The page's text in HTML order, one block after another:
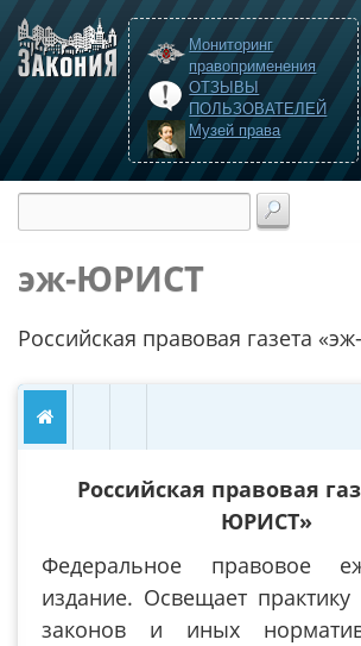
Мониторинг
правоприменения
ОТЗЫВЫ
ПОЛЬЗОВАТЕЛЕЙ
Музей права
эж-ЮРИСТ
Российская правовая газета
Российская правовая
ЮРИСТ»
Федеральное правовое
издание. Освещает
законов и иных